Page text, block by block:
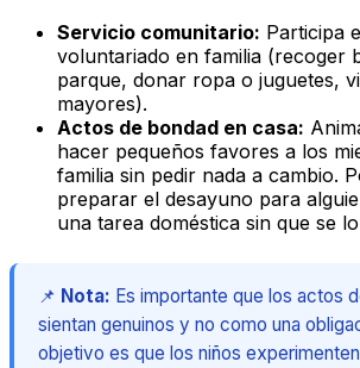
Servicio comunitario: Participa
voluntariado en familia (recoger
parque, donar ropa o juguetes,
mayores).
Actos de bondad en casa:
hacer pequeños favores a los
familia sin pedir nada a cambio.
preparar el desayuno para
una tarea doméstica sin que se
📌 Nota: Es importante que los actos
sientan genuinos y no como una
objetivo es que los niños